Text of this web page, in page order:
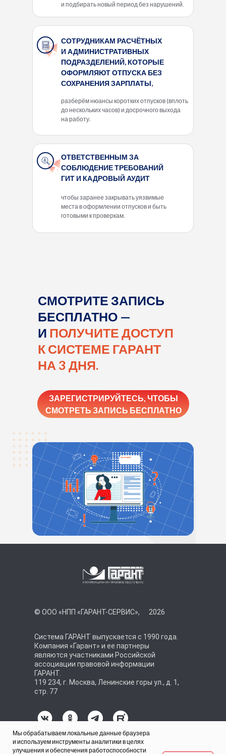
и подбирать новый период без нарушений.
ОТВЕТСТВЕННЫМ ЗА
СОБЛЮДЕНИЕ ТРЕБОВАНИЙ
ГИТ И КАДРОВЫЙ АУДИТ
разберём нюансы коротких отпусков (вплоть
до нескольких часов) и досрочного выхода
на работу.
СОТРУДНИКАМ РАСЧЁТНЫХ
И АДМИНИСТРАТИВНЫХ
ПОДРАЗДЕЛЕНИЙ, КОТОРЫЕ
ОФОРМЛЯЮТ ОТПУСКА БЕЗ
СОХРАНЕНИЯ ЗАРПЛАТЫ,
чтобы заранее закрывать уязвимые
места в оформлении отпусков и быть
готовыми к проверкам.
СМОТРИТЕ ЗАПИСЬ
БЕСПЛАТНО —
И ПОЛУЧИТЕ ДОСТУП
К СИСТЕМЕ ГАРАНТ
НА 3 ДНЯ.
ЗАРЕГИСТРИРУЙТЕСЬ, ЧТОБЫ
СМОТРЕТЬ ЗАПИСЬ БЕСПЛАТНО
© ООО «НПП «ГАРАНТ-СЕРВИС», 2026
Система ГАРАНТ выпускается с 1990 года.
Компания «Гарант» и ее партнеры
являются участниками Российской
ассоциации правовой информации
ГАРАНТ.
119 234, г. Москва, Ленинские горы ул., д. 1,
стр. 77
Политики обработки персональных данных
Политика обработки персональных данных
Мы обрабатываем локальные данные браузера
и используем инструменты аналитики в целях
улучшения и обеспечения работоспособности